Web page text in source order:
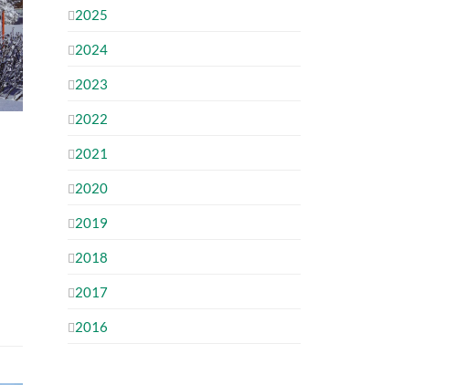
2025
2024
2023
2022
2021
2020
2019
2018
2017
2016